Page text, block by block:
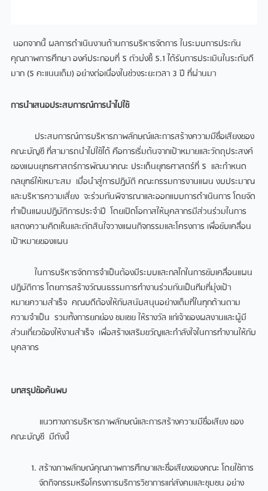
นอกจากนี้ ผลการดำเนินงานด้านการบริหารจัดการ ในระบบการประกัน
คุณภาพการศึกษา องค์ประกอบที่ 5 ตัวบ่งชี้ 5.1 ได้รับการประเมินในระดับดี
มาก (5 คะแนนเต็ม) อย่างต่อเนื่องในช่วงระยะเวลา 3 ปี ที่ผ่านมา
การนำเสนอประสบการณ์การนำไปใช้
ประสบการณ์การบริหารภาพลักษณ์และการสร้างความมีชื่อเสียงของ
คณะบัญชี ที่สามารถนำไปใช้ได้ คือการเริ่มต้นจากเป้าหมายและวัตถุประสงค์
ของแผนยุทธศาสตร์การพัฒนาคณะ ประเด็นยุทธศาสตร์ที่ 5 และกำหนด
กลยุทธ์ให้เหมาะสม เมื่อนำสู่การปฏิบัติ คณะกรรมการงานแผน งบประมาณ
และบริหารความเสี่ยง จะร่วมกันพิจารณาและออกแบบการดำเนินการ โดยจัด
ทำเป็นแผนปฏิบัติการประจำปี โดยเปิดโอกาสให้บุคลากรมีส่วนร่วมในการ
แสดงความคิดเห็นและตัดสินใจวางแผนกิจกรรมและโครงการ เพื่อขับเคลื่อน
เป้าหมายของแผน
ในการบริหารจัดการจำเป็นต้องมีระบบและกลไกในการขับเคลื่อนแผน
ปฏิบัติการ โดยการสร้างวัฒนธรรมการทำงานร่วมกันเป็นทีมที่มุ่งเป้า
หมายความสำเร็จ คณบดีต้องให้กับสนับสนุนอย่างเต็มที่ในทุกด้านตาม
ความจำเป็น รวมทั้งการยกย่อง ชมเชย ให้รางวัล แก่เจ้าของผลงานและผู้มี
ส่วนเกี่ยวข้องให้งานสำเร็จ เพื่อสร้างเสริมขวัญและกำลังใจในการทำงานให้กับ
บุคลากร
บทสรุปข้อค้นพบ
แนวทางการบริหารภาพลักษณ์และการสร้างความมีชื่อเสียง ของ
คณะบัญชี มีดังนี้
สร้างภาพลักษณ์คุณภาพการศึกษาและชื่อเสียงของคณะ โดยใช้การ
จัดกิจกรรมหรือโครงการบริการวิชาการแก่สังคมและชุมชน อย่าง